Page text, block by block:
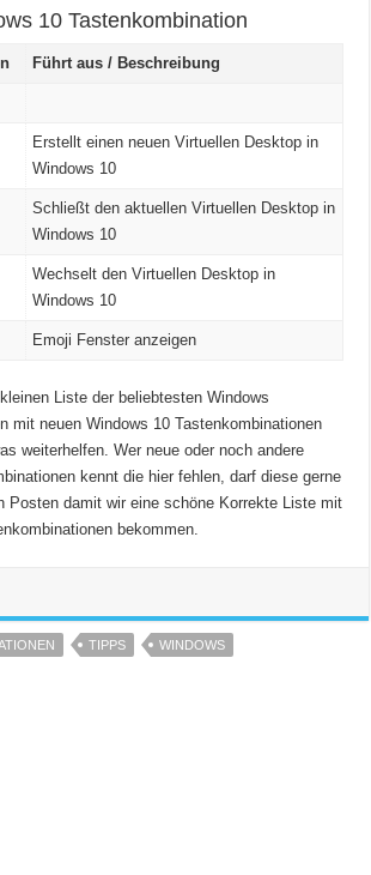
10 Tastenkombination
Führt aus / Beschreibung
Erstellt einen neuen Virtuellen Desktop in
Windows 10
Schließt den aktuellen Virtuellen Desktop in
Windows 10
Wechselt den Virtuellen Desktop in
Windows 10
Emoji Fenster anzeigen
Liste der beliebtesten Windows
mit neuen Windows 10 Tastenkombinationen
weiterhelfen. Wer neue oder noch andere
kennt die hier fehlen, darf diese gerne
Posten damit wir eine schöne Korrekte Liste mit
bekommen.
TIPPS WINDOWS